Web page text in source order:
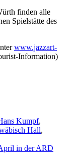
finden alle
Spielstätte des
www.jazzart-
Information)
Kumpf,
Hall,
in der ARD